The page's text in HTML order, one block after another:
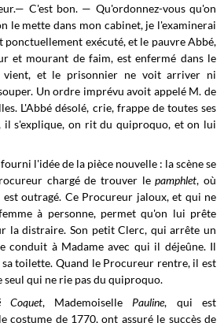
C'est bon. — Qu'ordonnez-vous qu'on
le mette dans mon cabinet, je l'examinerai
ponctuellement exécuté, et le pauvre Abbé,
et mourant de faim, est enfermé dans le
vient, et le prisonnier ne voit arriver ni
Un ordre imprévu avoit appelé M. de
L'Abbé désolé, crie, frappe de toutes ses
il s'explique, on rit du quiproquo, et on lui
l'idée de la pièce nouvelle : la scène se
chargé de trouver lepamphlet, où
est outragé. Ce Procureur jaloux, et qui ne
à personne, permet qu'on lui prête
la distraire. Son petit Clerc, qui arrête un
conduit à Madame avec qui il déjeûne. Il
sa toilette. Quand le Procureur rentre, il est
seul qui ne rie pas du quiproquo.
Coquet, Mademoiselle Pauline, qui est
costume de 1770, ont assuré le succès de